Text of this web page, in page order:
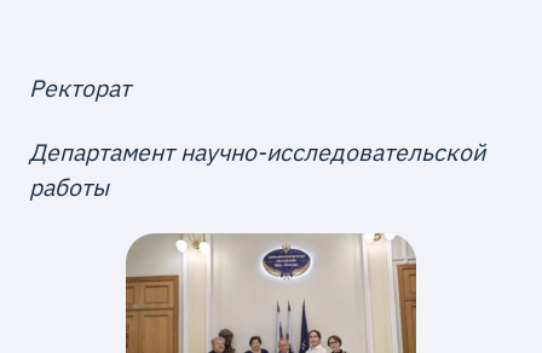
Ректорат
Департамент научно-исследовательской
работы